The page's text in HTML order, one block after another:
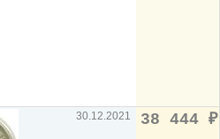
30.12.2021 38 444 ₽